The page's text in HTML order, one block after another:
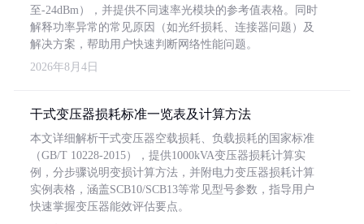
至-24dBm），并提供不同速率光模块的参考值表格。同时
解释功率异常的常见原因（如光纤损耗、连接器问题）及
解决方案，帮助用户快速判断网络性能问题。
2026年8月4日
干式变压器损耗标准一览表及计算方法
本文详细解析干式变压器空载损耗、负载损耗的国家标准
（GB/T 10228-2015），提供1000kVA变压器损耗计算实
例，分步骤说明变损计算方法，并附电力变压器损耗计算
实例表格，涵盖SCB10/SCB13等常见型号参数，指导用户
快速掌握变压器能效评估要点。